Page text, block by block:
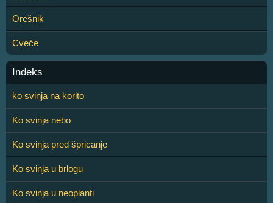
Orešnik
Cveće
Indeks
ko svinja na korito
Ko svinja nebo
Ko svinja pred špricanje
Ko svinja u brlogu
Ko svinja u neoplanti